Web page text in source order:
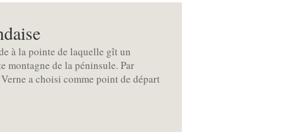
à la pointe de laquelle gît un
montagne de la péninsule. Par
a choisi comme point de départ